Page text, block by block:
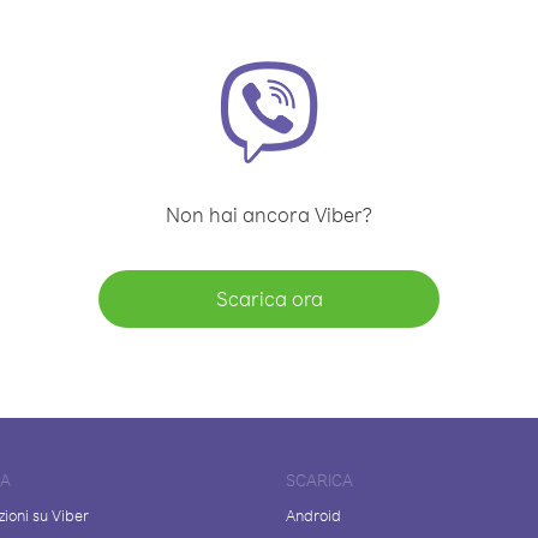
Non hai ancora Viber?
Scarica ora
su Viber
SCARICA
Android